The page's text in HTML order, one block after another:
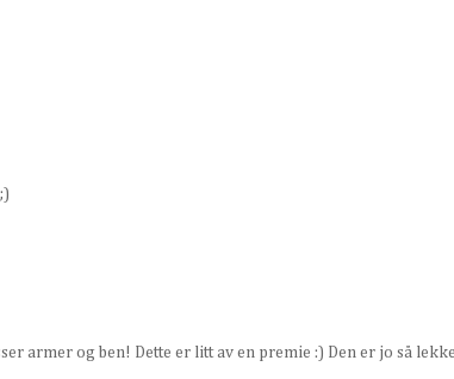
armer og ben! Dette er litt av en premie :) Den er jo så